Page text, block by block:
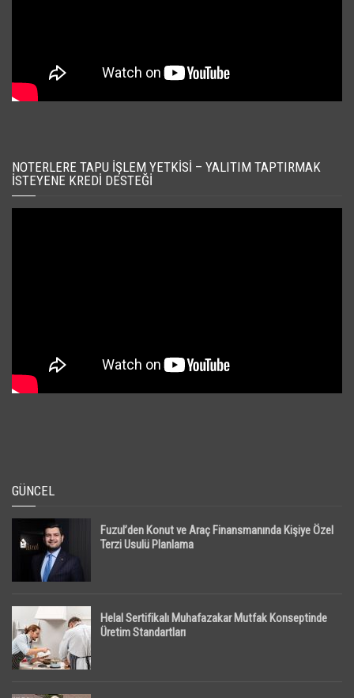
NOTERLERE TAPU İŞLEM YETKISI – YALITIM TAPTIRMAK
İSTEYENE KREDI DESTEĞI
GÜNCEL
Fuzul’den Konut ve Araç Finansmanında Kişiye Özel
Terzi Usulü Planlama
Helal Sertifikalı Muhafazakar Mutfak Konseptinde
Üretim Standartları